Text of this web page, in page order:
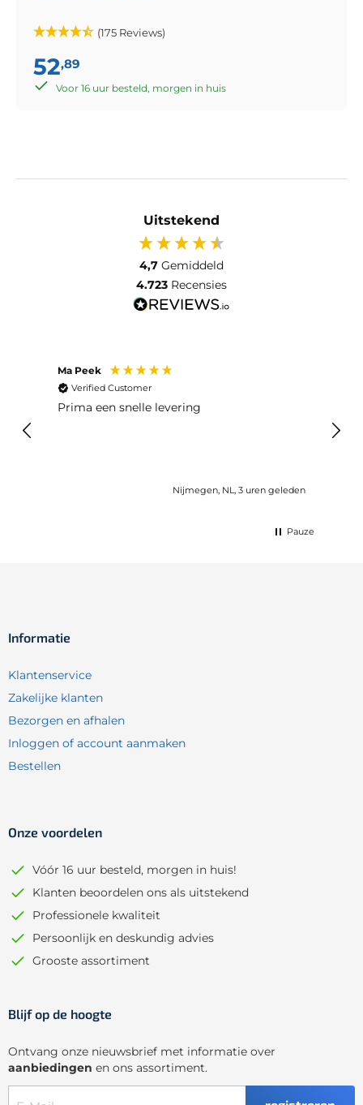
(175 Reviews)
52,89
Voor 16 uur besteld, morgen in huis
Uitstekend
4,7 Gemiddeld
4.723 Recensies
Jose Jans
Verified Customer
Snelle levering en werkt goed
Wijk bij Duurstede, NL, 23 uren
Pauze
Informatie
Klantenservice
Zakelijke klanten
Bezorgen en afhalen
Inloggen of account aanmaken
Bestellen
Onze voordelen
Vóór 16 uur besteld, morgen in huis!
Klanten beoordelen ons als uitstekend
Professionele kwaliteit
Persoonlijk en deskundig advies
Grooste assortiment
Blijf op de hoogte
Ontvang onze nieuwsbrief met informatie over
aanbiedingen en ons assortiment.